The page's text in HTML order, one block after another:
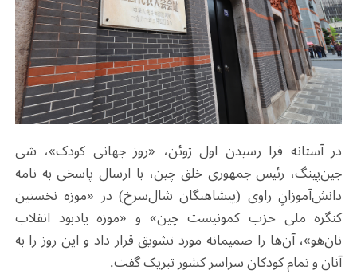
در آستانه فرا رسیدن اول ژوئن، «روز جهانی کودک»، شی
جین‌پینگ، رئیس جمهوری خلق چین، با ارسال پاسخی به نامه
دانش‌آموزانِ راوی (پیشاهنگان شال‌سرخ) در «موزه نخستین
کنگره ملی حزب کمونیست چین» و «موزه یادبود انقلاب
نان‌هو»، آن‌ها را صمیمانه مورد تشویق قرار داد و این روز را به
آنان و تمام کودکان سراسر کشور تبریک گفت.